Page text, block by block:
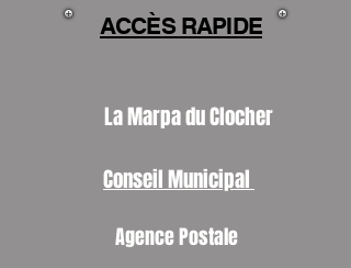
ACCÈS RAPIDE
La Marpa du Clocher
Conseil Municipal
Agence Postale